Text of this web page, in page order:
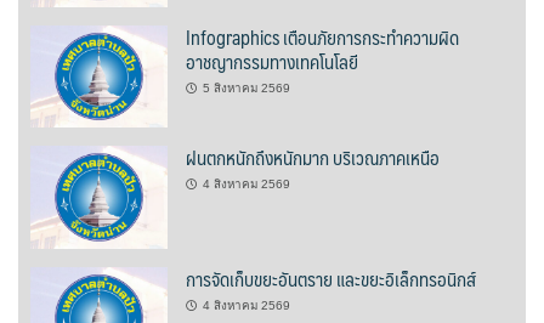
บ้านนาโฮมสเตย์
บ้านปัว ปลายนา
บ้านพักชมดอย
บ้านยลญภา
บ้านริมทุ่งรีสอร์ท
บ้านสวนศรีสุขโฮมสเตย์
Infographics เตือนภัยการกระทำความผิด
อาชญากรรมทางเทคโนโลยี
5 สิงหาคม 2569
ฝนตกหนักถึงหนักมาก บริเวณภาคเหนือ
4 สิงหาคม 2569
การจัดเก็บขยะอันตราย และขยะอิเล็กทรอนิกส์
4 สิงหาคม 2569